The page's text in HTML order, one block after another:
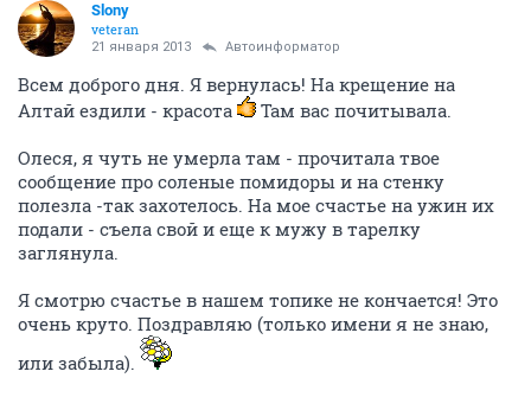
Slony
veteran
21 января 2013 Автоинформатор
Всем доброго дня. Я вернулась! На крещение на
Алтай ездили - красота
Там вас почитывала.
Олеся, я чуть не умерла там - прочитала твое
сообщение про соленые помидоры и на стенку
полезла -так захотелось. На мое счастье на ужин их
подали - съела свой и еще к мужу в тарелку
заглянула.
Я смотрю счастье в нашем топике не кончается! Это
очень круто. Поздравляю (только имени я не знаю,
или забыла).